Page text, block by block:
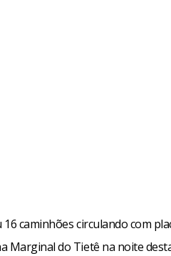
caminhões circulando com
Marginal do Tietê na noite